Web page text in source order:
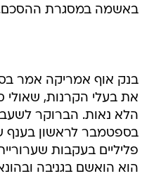
באשמה במסגרת
בנק אוף אמריקה אמר
את בעלי הקרנות,
הלא נאות. הברוקר
בספטמבר לראשון בענף
הוא הואשם בגניבה